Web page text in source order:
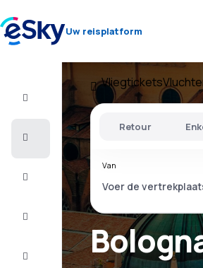
Uw reisplatform
Vliegtickets
Vakantie
Vliegtickets
Retour
Van